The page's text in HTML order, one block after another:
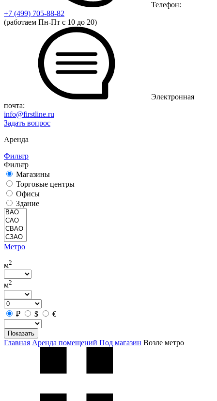
Телефон:
+7 (499) 705-88-82
(работаем Пн-Пт с 10 до 20)
Электронная
почта:
info@firstline.ru
Задать вопрос
Аренда
Фильтр
Фильтр
Магазины
Торговые центры
Офисы
Здание
Метро
м2
м2
₽ $ €
Показать
Главная Аренда помещений Под магазин Возле метро